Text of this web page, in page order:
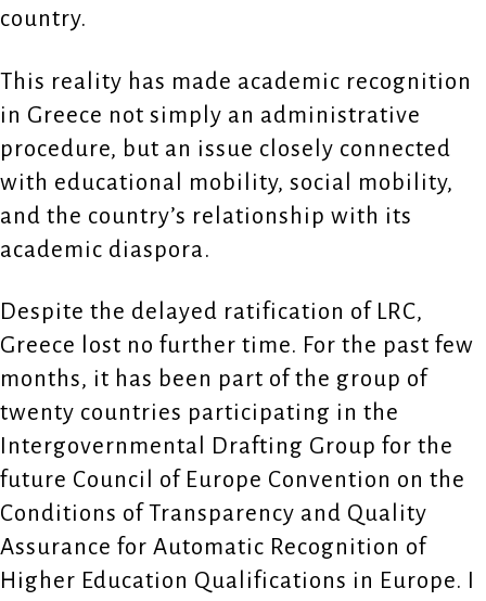
country.
This reality has made academic recognition
in Greece not simply an administrative
procedure, but an issue closely connected
with educational mobility, social mobility,
and the country’s relationship with its
academic diaspora.
Despite the delayed ratification of LRC,
Greece lost no further time. For the past few
months, it has been part of the group of
twenty countries participating in the
Intergovernmental Drafting Group for the
future Council of Europe Convention on the
Conditions of Transparency and Quality
Assurance for Automatic Recognition of
Higher Education Qualifications in Europe. I